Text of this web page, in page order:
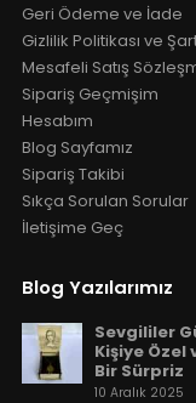
Geri Ödeme ve İade
Gizlilik Politikası ve
Mesafeli Satış
Sipariş Geçmişim
Hesabım
Blog Sayfamız
Sipariş Takibi
Sıkça Sorulan Sorular
İletişime Geç
Blog Yazılarımız
Sevgililer
Kişiye
Bir Sürpriz
10 Aralık 2025